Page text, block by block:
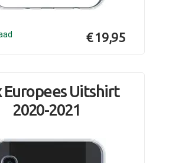
€ 19,95
Europees Uitshirt
2020-2021